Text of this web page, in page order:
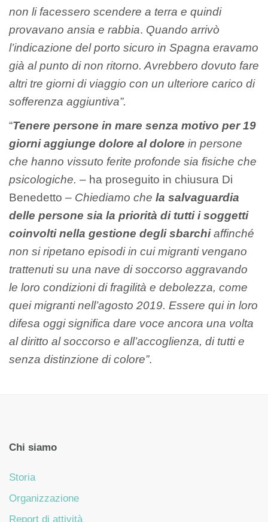
non li facessero scendere a terra e quindi
provavano ansia e rabbia. Quando arrivò
l’indicazione del porto sicuro in Spagna eravamo
già al punto di non ritorno. Avrebbero dovuto fare
altri tre giorni di viaggio con un ulteriore carico di
sofferenza aggiuntiva”.
“Tenere persone in mare senza motivo per 19
giorni aggiunge dolore al dolore in persone
che hanno vissuto ferite profonde sia fisiche che
psicologiche. – ha proseguito in chiusura Di
Benedetto – Chiediamo che la salvaguardia
delle persone sia la priorità di tutti i soggetti
coinvolti nella gestione degli sbarchiaffinché
non si ripetano episodi in cui migranti vengano
trattenuti su una nave di soccorso aggravando
le loro condizioni di fragilità e debolezza, come
quei migranti nell’agosto 2019. Essere qui in loro
difesa oggi significa dare voce ancora una volta
al diritto al soccorso e all’accoglienza, di tutti e
senza distinzione di colore”.
Chi siamo
Storia
Organizzazione
Report di attività